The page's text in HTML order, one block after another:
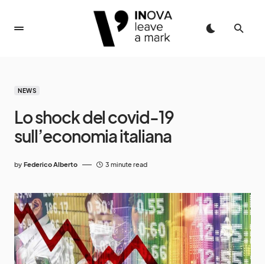
NEWS
Lo shock del covid-19
sull’economia italiana
by Federico Alberto 3 minute read